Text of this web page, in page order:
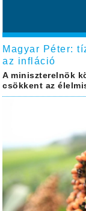
Magyar Péter:
az infláció
A miniszterelnök
csökkent az